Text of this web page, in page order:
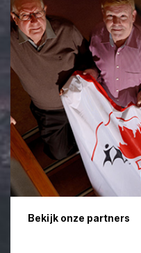
Bekijk onze partners